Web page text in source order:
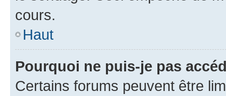
cours.
Haut
Pourquoi ne puis-je pas
Certains forums peuvent être